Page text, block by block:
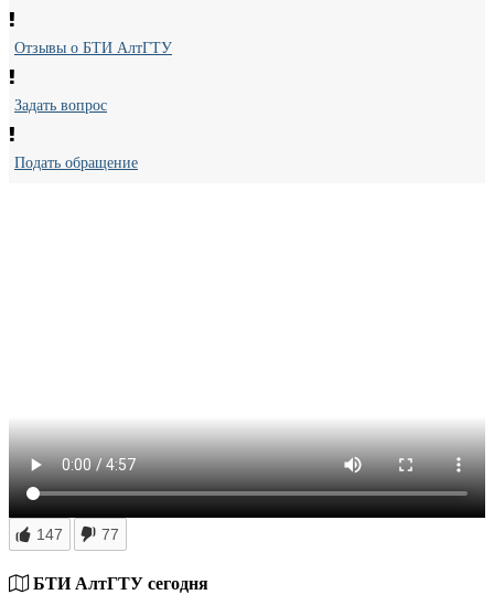
Отзывы о БТИ АлтГТУ
Задать вопрос
Подать обращение
147 77
БТИ АлтГТУ сегодня